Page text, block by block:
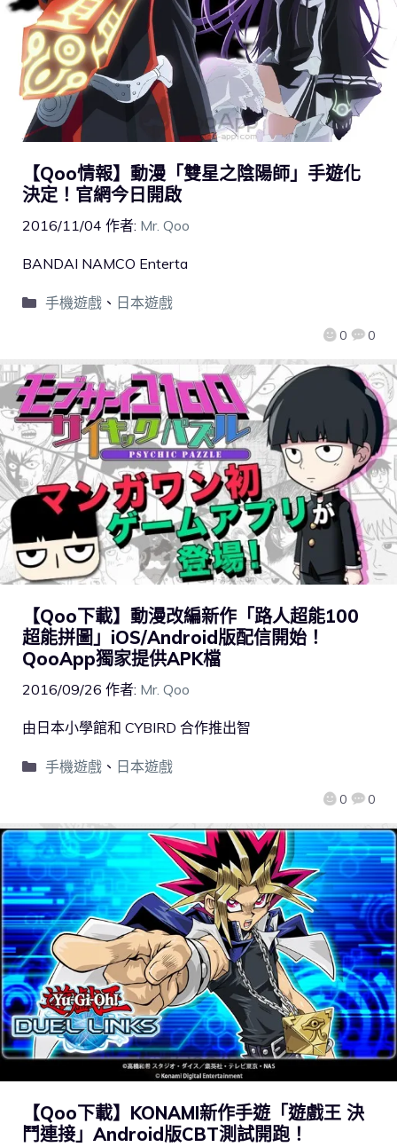
【Qoo情報】動漫「雙星之陰陽師」手遊化
決定！官網今日開啟
2016/11/04 作者: Mr. Qoo
0 0
BANDAI NAMCO Enterta
手機遊戲、 日本遊戲
【Qoo下載】動漫改編新作「路人超能100
超能拼圖」iOS/Android版配信開始！
QooApp獨家提供APK檔
2016/09/26 作者: Mr. Qoo
0 0
由日本小學館和 CYBIRD 合作推出智
手機遊戲、 日本遊戲
【Qoo下載】KONAMI新作手遊「遊戲王 決
鬥連接」Android版CBT測試開跑！